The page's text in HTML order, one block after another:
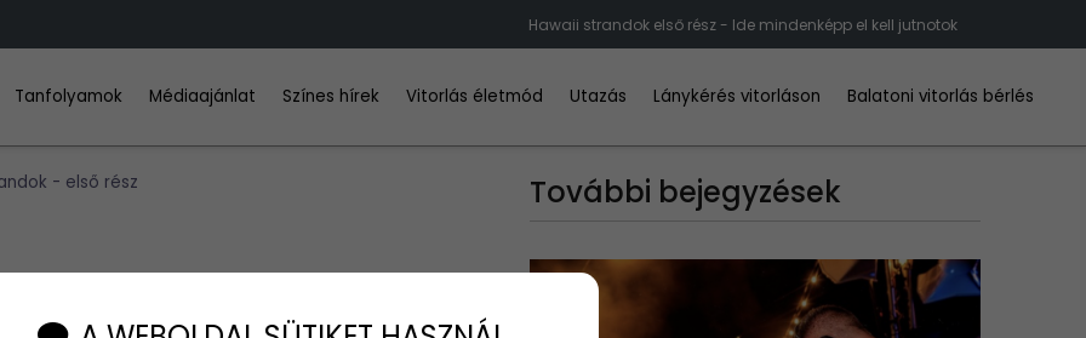
Hawaii strandok első rész - Ide mindenképp el kell jutnotok
Tanfolyamok Médiaajánlat Színes hírek Vitorlás életmód Utazás Lánykérés vitorláson Balatoni vitorlás bérlés
- első rész További bejegyzések